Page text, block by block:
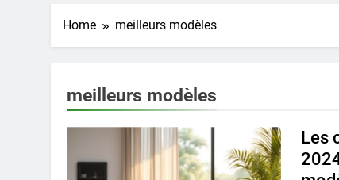
Home meilleurs modèles
meilleurs modèles
Les